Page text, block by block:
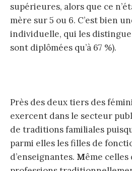
supérieures, alors que ce
mère sur 5 ou 6. C’est bien
individuelle, qui les
sont diplômées qu’à 67 %).
Près des deux tiers des
exercent dans le secteur
de traditions familiales
parmi elles les filles de
d’enseignantes. Même